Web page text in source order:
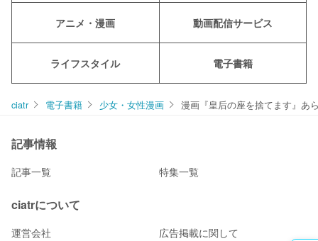
アニメ・漫画 動画配信サービス
ライフスタイル 電子書籍
ciatr 電子書籍 少女・女性漫画 漫画『皇后の座を捨てます』あ
記事情報
記事一覧 特集一覧
ciatrについて
運営会社
広告掲載に関して